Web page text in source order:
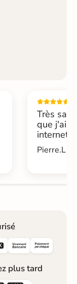
Très
que j'ai
internet....
Pierre.L -
plus tard